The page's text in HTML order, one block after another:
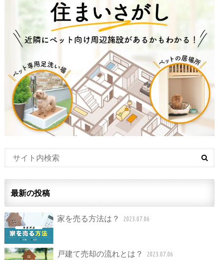
最新の投稿
家を売る方法は？ 2023.07.06
戸建て売却の流れとは？ 2023.07.06